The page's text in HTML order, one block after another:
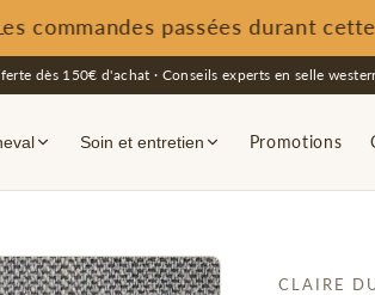
passées durant cette
dès 150€ d'achat · Conseils experts en selle
Soin et entretien Promotions
CLAIRE